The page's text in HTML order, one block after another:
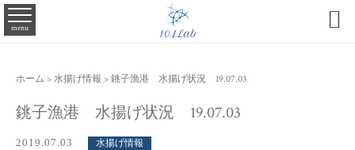
menu 
ホーム > 水揚げ情報 > 銚子漁港 水揚げ状況 19.07.03
銚子漁港 水揚げ状況 19.07.03
2019.07.03 水揚げ情報